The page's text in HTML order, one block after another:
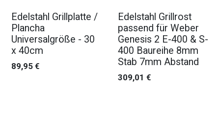
Edelstahl Grillplatte /
Plancha
Universalgröße - 30
x 40cm
89,95 €
Edelstahl Grillrost
passend für Weber
Genesis 2 E-400 & S-
400 Baureihe 8mm
Stab 7mm Abstand
309,01 €